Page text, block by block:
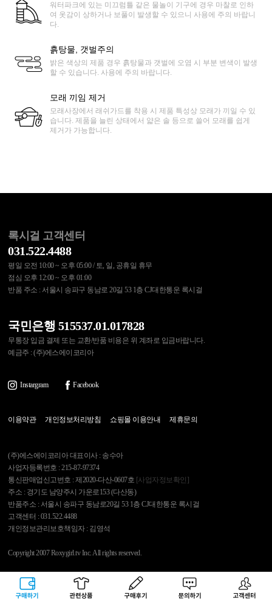
구매하기 관련상품 상품후기 문의하기 고객센터
워터파크에 있는 미끄럼틀 같은 물놀이 기구에 경우 마찰로 인하
여 옷감이 상하거나 보풀이 발생할 수 있으니 사용에 주의 바랍니
다.
흙탕물, 갯벌주의
밝은 색상의 제품 경우 흙탕물과 갯벌에 오염 시 부분 변색이 발생
할 수 있습니다. 사용에 주의 바랍니다.
모래 끼임 제거
모래사장에서 래쉬가드를 착용 시 제품 특성상 모래가 끼일 수 있
습니다. 제품을 늘린 상태에서 얇은 솔 등으로 쓸어 모래를 쉽게
제거가 가능합니다.
록시걸 고객센터
031.522.4488
평일 오전 10:00 ~ 오후 05:00 / 토, 일, 공휴일 휴무
점심 오후 12:00 ~ 오후 01:00
반품 주소 : 서울시 송파구 동남로 20길 53 1층 CJ대한통운 록시걸
국민은행 515537.01.017828
무통장 입금 결제 또는 교환/반품 비용은 위 계좌로 입금바랍니다.
예금주 : (주)에스에이코리아
Instargram Facebook
이용약관 개인정보처리방침 쇼핑몰 이용안내 제휴문의
(주)에스에이코리아 대표이사 : 송수아
사업자등록번호 : 215-87-97374
통신판매업신고번호 : 제2020-다산-0607호 [사업자정보확인]
주소 : 경기도 남양주시 가운로153 (다산동)
반품주소 : 서울시 송파구 동남로20길 53 1층 CJ대한통운 록시걸
고객센터 : 031.522.4488
개인정보관리보호책임자 : 김영석
Copyright 2007 Roxygirl.tv Inc. All rights reserved.
록시걸 PC Ver